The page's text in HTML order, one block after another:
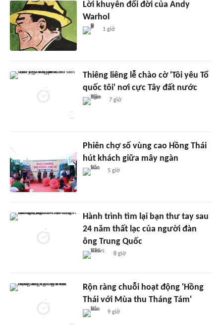
Lời khuyên đổi đời của Andy
Warhol
1 giờ
Thiêng liêng lễ chào cờ 'Tôi yêu Tổ
quốc tôi' nơi cực Tây đất nước
7 giờ
Phiên chợ số vùng cao Hồng Thái
hút khách giữa mây ngàn
5 giờ
Hành trình tìm lại bạn thư tay sau
24 năm thất lạc của người đàn
ông Trung Quốc
8 giờ
Rộn ràng chuỗi hoạt động 'Hồng
Thái với Mùa thu Tháng Tám'
9 giờ